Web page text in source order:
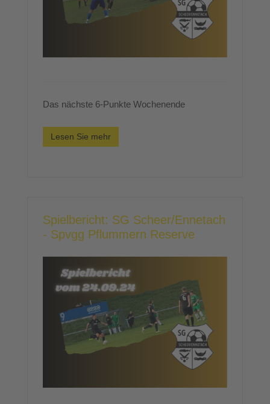
Das nächste 6-Punkte Wochenende
Lesen Sie mehr
Spielbericht: SG Scheer/Ennetach
- Spvgg Pflummern Reserve